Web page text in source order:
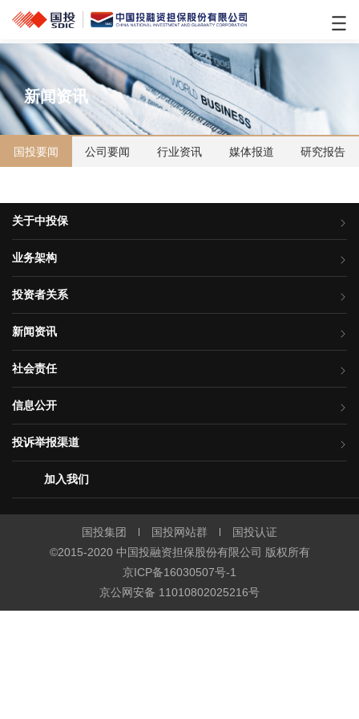
新闻资讯
国投要闻 公司要闻 行业资讯 媒体报道 研究报告
关于中投保
业务架构
投资者关系
新闻资讯
社会责任
信息公开
投诉举报渠道
加入我们
国投集团 国投网站群
国投认证
©2015-2020 中国投融资担保股份有限公司 版权所有
京ICP备16030507号-1
京公网安备 11010802025216号